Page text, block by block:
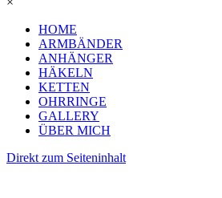
HOME
ARMBÄNDER
ANHÄNGER
HÄKELN
KETTEN
OHRRINGE
GALLERY
ÜBER MICH
Direkt zum Seiteninhalt